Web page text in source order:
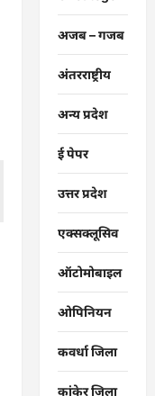
अजब – गजब
अंतरराष्ट्रीय
अन्य प्रदेश
ई पेपर
उत्तर प्रदेश
एक्सक्लूसिव
ऑटोमोबाइल
ओपिनियन
कवर्धा जिला
कांकेर जिला